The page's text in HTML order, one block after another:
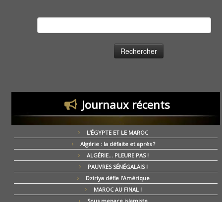
Journaux récents
L’ÉGYPTE ET LE MAROC
Algérie : la défaite et après ?
ALGÉRIE… PLEURE PAS !
PAUVRES SÉNÉGALAIS !
Dziriya défie l’Amérique
MAROC AU FINAL !